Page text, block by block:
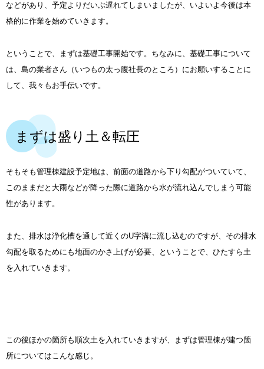
などがあり、予定よりだいぶ遅れてしまいましたが、いよいよ今後は本
格的に作業を始めていきます。
ということで、まずは基礎工事開始です。ちなみに、基礎工事について
は、島の業者さん（いつもの太っ腹社長のところ）にお願いすることに
して、我々もお手伝いです。
まずは盛り土＆転圧
そもそも管理棟建設予定地は、前面の道路から下り勾配がついていて、
このままだと大雨などが降った際に道路から水が流れ込んでしまう可能
性があります。
また、排水は浄化槽を通して近くのU字溝に流し込むのですが、その排水
勾配を取るためにも地面のかさ上げが必要、ということで、ひたすら土
を入れていきます。
この後ほかの箇所も順次土を入れていきますが、まずは管理棟が建つ箇
所についてはこんな感じ。